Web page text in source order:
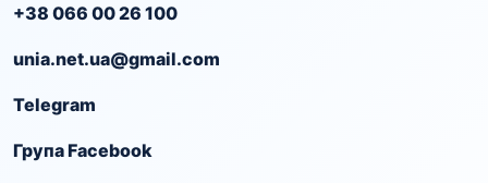
+38 066 00 26 100
unia.net.ua@gmail.com
Telegram
Група Facebook